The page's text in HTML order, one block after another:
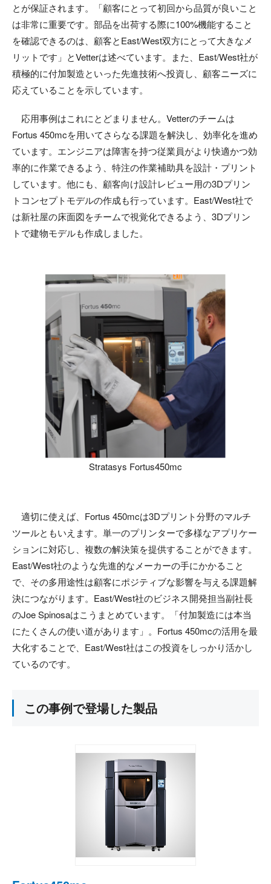
とが保証されます。「顧客にとって初回から品質が良いこと
は非常に重要です。部品を出荷する際に100%機能すること
を確認できるのは、顧客とEast/West双方にとって大きなメ
リットです」とVetterは述べています。また、East/West社が
積極的に付加製造といった先進技術へ投資し、顧客ニーズに
応えていることを示しています。
応用事例はこれにとどまりません。Vetterのチームは
Fortus 450mcを用いてさらなる課題を解決し、効率化を進め
ています。エンジニアは障害を持つ従業員がより快適かつ効
率的に作業できるよう、特注の作業補助具を設計・プリント
しています。他にも、顧客向け設計レビュー用の3Dプリン
トコンセプトモデルの作成も行っています。East/West社で
は新社屋の床面図をチームで視覚化できるよう、3Dプリン
トで建物モデルも作成しました。
Stratasys Fortus450mc
適切に使えば、Fortus 450mcは3Dプリント分野のマルチ
ツールともいえます。単一のプリンターで多様なアプリケー
ションに対応し、複数の解決策を提供することができます。
East/West社のような先進的なメーカーの手にかかること
で、その多用途性は顧客にポジティブな影響を与える課題解
決につながります。East/West社のビジネス開発担当副社長
のJoe Spinosaはこうまとめています。「付加製造には本当
にたくさんの使い道があります」。Fortus 450mcの活用を最
大化することで、East/West社はこの投資をしっかり活かし
ているのです。
この事例で登場した製品